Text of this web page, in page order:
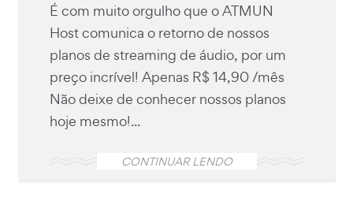
É com muito orgulho que o ATMUN
Host comunica o retorno de nossos
planos de streaming de áudio, por um
preço incrível! Apenas R$ 14,90 /mês
Não deixe de conhecer nossos planos
hoje mesmo!...
CONTINUAR LENDO